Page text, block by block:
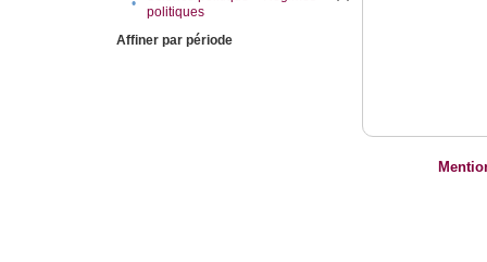
•
politiques
Affiner par période